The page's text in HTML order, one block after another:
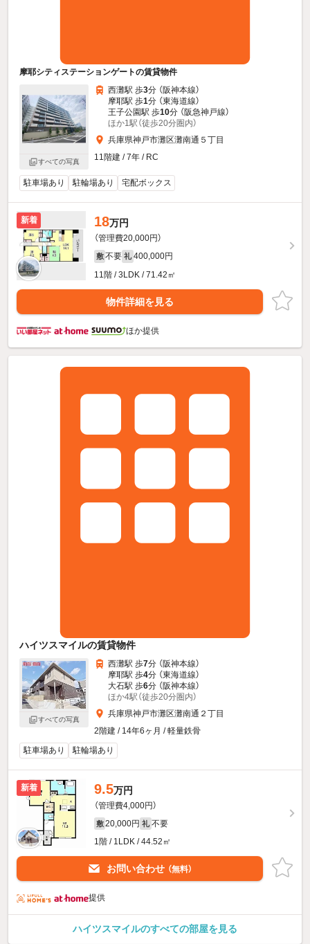
摩耶シティステーションゲートの賃貸物件
すべての写真
西灘駅 歩3分 （阪神本線）
摩耶駅 歩1分 （東海道線）
王子公園駅 歩10分 （阪急神戸線）
ほか1駅（徒歩20分圏内）
兵庫県神戸市灘区灘南通５丁目
11階建 / 7年 / RC
駐車場あり 駐輪場あり 宅配ボックス
新着 18万円
（管理費20,000円）
敷 不要 礼 400,000円
11階 / 3LDK / 71.42㎡
物件詳細を見る
ほか提供
ハイツスマイルの賃貸物件
すべての写真
西灘駅 歩7分 （阪神本線）
摩耶駅 歩4分 （東海道線）
大石駅 歩6分 （阪神本線）
ほか4駅（徒歩20分圏内）
兵庫県神戸市灘区灘南通２丁目
2階建 / 14年6ヶ月 / 軽量鉄骨
駐車場あり
駐輪場あり
新着 9.5万円
（管理費4,000円）
敷 20,000円 礼 不要
1階 / 1LDK / 44.52㎡
お問い合わせ （無料）
提供
ハイツスマイルのすべての部屋を見る